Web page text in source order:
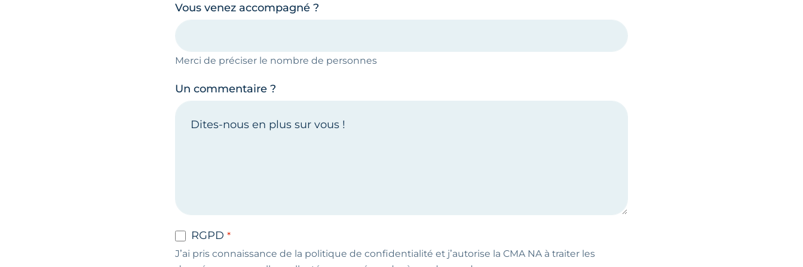
Vous venez accompagné ?
Merci de préciser le nombre de personnes
Un commentaire ?
RGPD
J’ai pris connaissance de la politique de confidentialité et j’autorise la CMA NA à traiter les